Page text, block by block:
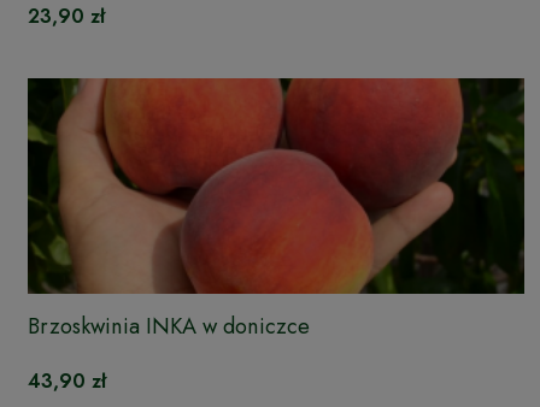
23,90 zł
Brzoskwinia INKA w doniczce
43,90 zł